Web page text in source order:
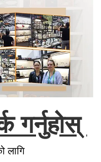
गर्नुहोस्
लागि